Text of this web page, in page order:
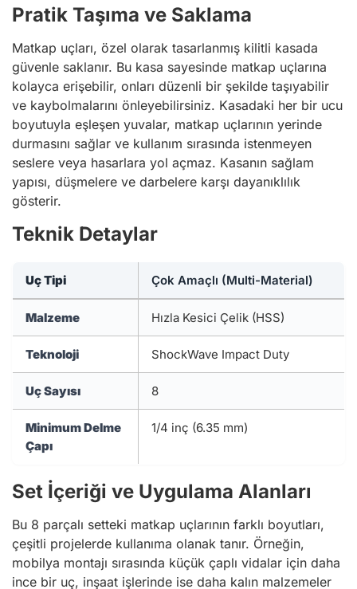
Pratik Taşıma ve Saklama
Matkap uçları, özel olarak tasarlanmış kilitli kasada
güvenle saklanır. Bu kasa sayesinde matkap uçlarına
kolayca erişebilir, onları düzenli bir şekilde taşıyabilir
ve kaybolmalarını önleyebilirsiniz. Kasadaki her bir ucu
boyutuyla eşleşen yuvalar, matkap uçlarının yerinde
durmasını sağlar ve kullanım sırasında istenmeyen
seslere veya hasarlara yol açmaz. Kasanın sağlam
yapısı, düşmelere ve darbelere karşı dayanıklılık
gösterir.
Teknik Detaylar
Uç Tipi Çok Amaçlı (Multi-Material)
Malzeme Hızla Kesici Çelik (HSS)
Teknoloji ShockWave Impact Duty
Uç Sayısı 8
Minimum Delme
Çapı
1/4 inç (6.35 mm)
Set İçeriği ve Uygulama Alanları
Bu 8 parçalı setteki matkap uçlarının farklı boyutları,
çeşitli projelerde kullanıma olanak tanır. Örneğin,
mobilya montajı sırasında küçük çaplı vidalar için daha
ince bir uç, inşaat işlerinde ise daha kalın malzemeler